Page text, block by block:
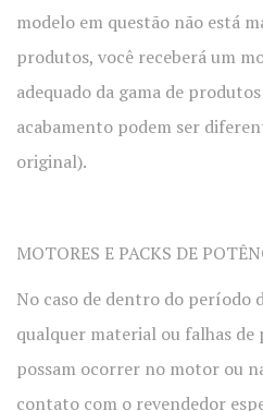
modelo em questão não está
produtos, você receberá um
adequado da gama de
acabamento podem ser
original).
MOTORES E PACKS DE
No caso de dentro do período
qualquer material ou falhas de
possam ocorrer no motor ou
contato com o revendedor